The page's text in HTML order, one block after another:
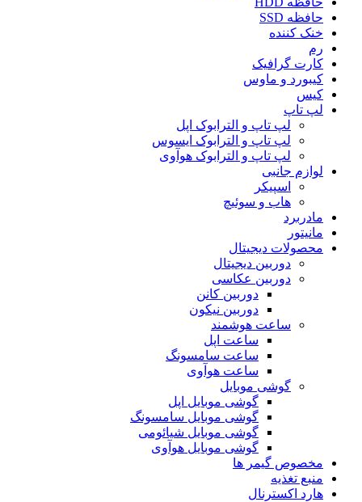
حافظه SSD
خنک کننده
رم
کارت گرافیک
کیبورد و ماوس
کیس
لپ تاپ
لپ تاپ و الترابوک اپل
لپ تاپ و الترابوک ایسوس
لپ تاپ و الترابوک هوآوی
لوازم جانبی
اسپیکر
هاب و سوئیچ
مادربرد
مانیتور
محصولات دیجیتال
دوربین دیجیتال
دوربین عکاسی
دوربین کانن
دوربین نیکون
ساعت هوشمند
ساعت اپل
ساعت سامسونگ
ساعت هوآوی
گوشی موبایل
گوشی موبایل اپل
گوشی موبایل سامسونگ
گوشی موبایل شیائومی
گوشی موبایل هوآوی
مخصوص گیمر ها
منبع تغذیه
هارد اکسترنال